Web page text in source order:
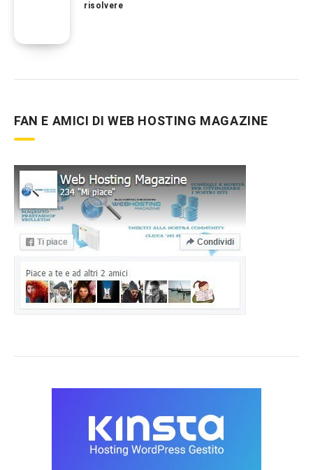
risolvere
FAN E AMICI DI WEB HOSTING MAGAZINE